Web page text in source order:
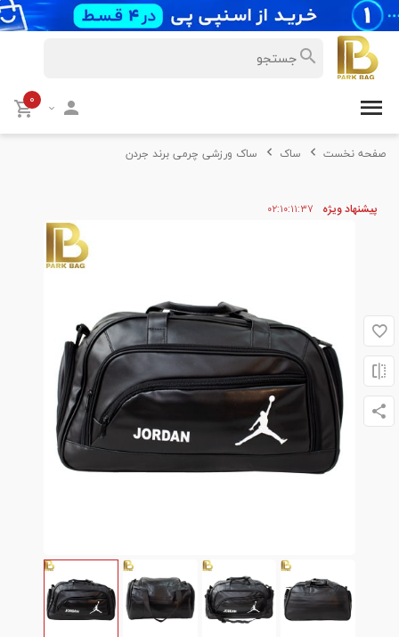
۰
صفحه نخست ساک ساک ورزشی چرمی برند جردن
پیشنهاد ویژه ۰۲۱۰۱۱۳۷